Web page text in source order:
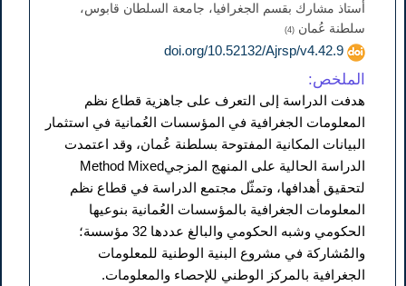
أستاذ مشارك بقسم الجغرافيا، جامعة السلطان قابوس،
سلطنة عُمان (4)
doi.org/10.52132/Ajrsp/v4.42.9
الملخص:
هدفت الدراسة إلى التعرف على جاهزية قطاع نظم
المعلومات الجغرافية في المؤسسات العُمانية في استثمار
البيانات المكانية المفتوحة بسلطنة عُمان، وقد اعتمدت
الدراسة الحالية على المنهج المزجيMethod Mixed
لتحقيق أهدافها، وتمثّل مجتمع الدراسة في قطاع نظم
المعلومات الجغرافية بالمؤسسات العُمانية بنوعيها
الحكومي وشبه الحكومي والبالغ عددها 32 مؤسسة؛
والمُشاركة في مشروع البنية الوطنية للمعلومات
الجغرافية بالمركز الوطني للإحصاء والمعلومات.